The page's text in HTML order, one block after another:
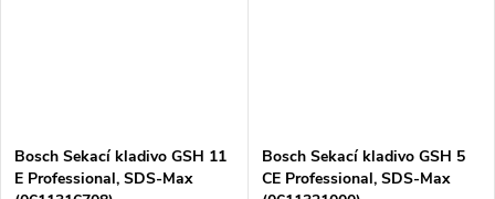
Bosch Sekací kladivo GSH 11
E Professional, SDS-Max
Bosch Sekací kladivo GSH 5
CE Professional, SDS-Max